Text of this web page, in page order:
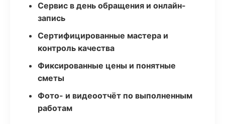
Сервис в день обращения и онлайн-
запись
Сертифицированные мастера и
контроль качества
Фиксированные цены и понятные
сметы
Фото- и видеоотчёт по выполненным
работам